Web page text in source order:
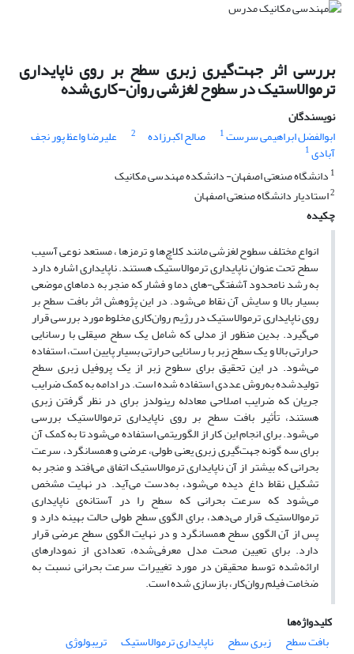
بررسی اثر جهت‌گیری زبری سطح بر روی ناپایداری
ترموالاستیک در سطوح لغزشی روان-کاری‌شده
نویسندگان
ابوالفضل ابراهیمی سرست1 صالح اکبرزاده 2 علیرضا واعظ پور نجف
آبادی1
1 دانشگاه صنعتی اصفهان- دانشکده مهندسی مکانیک
2استادیار دانشگاه صنعتی اصفهان
چکیده
انواع مختلف سطوح لغزشی مانند کلاچ‌ها و ترمزها ، مستعد نوعی آسیب
سطح تحت عنوان ناپایداری ترموالاستیک هستند. ناپایداری اشاره دارد
به رشد نامحدود آشفتگی-های دما و فشار که منجر به دماهای موضعی
بسیار بالا و سایش آن نقاط می‌شود. در این پژوهش اثر بافت سطح بر
روی ناپایداری ترموالاستیک در رژیم روان‌کاری مخلوط مورد بررسی قرار
می‌گیرد. بدین منظور از مدلی که شامل یک سطح صیقلی با رسانایی
حرارتی بالا و یک سطح زبر با رسانایی حرارتی بسیار پایین است، استفاده
می‌شود. در این تحقیق برای سطوح زبر از یک پروفیل زبری سطح
تولیدشده به‌روش عددی استفاده شده است. در ادامه به کمک ضرایب
جریان که ضرایب اصلاحی معادله رینولدز برای در نظر گرفتن زبری
هستند، تأثیر بافت سطح بر روی ناپایداری ترموالاستیک بررسی
می‌شود. برای انجام این کار از الگوریتمی استفاده می‌شود تا به کمک آن
برای سه گونه جهت‌گیری زبری یعنی طولی، عرضی و همسانگرد، سرعت
بحرانی که بیشتر از آن ناپایداری ترموالاستیک اتفاق می‌افتد و منجر به
تشکیل نقاط داغ دیده می‌شود، به‌دست می‌آید. در نهایت مشخص
می‌شود که سرعت بحرانی که سطح را در آستانه‌ی ناپایداری
ترموالاستیک قرار می‌دهد، برای الگوی سطح طولی حالت بهینه دارد و
پس از آن الگوی سطح همسانگرد و در نهایت الگوی سطح عرضی قرار
دارد. برای تعیین صحت مدل معرفی‌شده، تعدادی از نمودارهای
ارائه‌شده توسط محقیقن در مورد تغییرات سرعت بحرانی نسبت به
ضخامت فیلم روان‌کار، بازسازی شده است.
کلیدواژه‌ها
بافت سطح
زبری سطح ناپایداری ترموالاستیک
تریبولوژی